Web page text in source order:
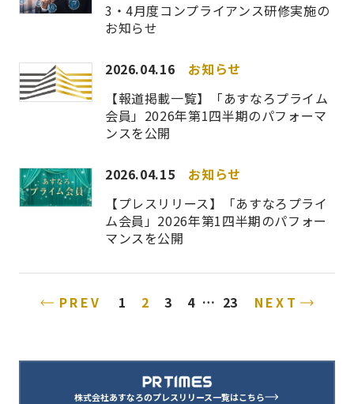
3・4月度コンプライアンス研修実施の
お知らせ
2026.04.16
お知らせ
【報道掲載一覧】「あすなろプライム
会員」2026年第1四半期のパフォーマ
ンスを公開
2026.04.15
お知らせ
【プレスリリース】「あすなろプライ
ム会員」2026年第1四半期のパフォー
マンスを公開
PREV 1 2 3 4 … 23 NEXT
株式会社あすなろのプレスリリース一覧はこちら